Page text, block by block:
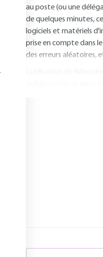
au poste (ou une
de quelques minutes,
logiciels et matériels
prise en compte dans
des erreurs aléatoires,